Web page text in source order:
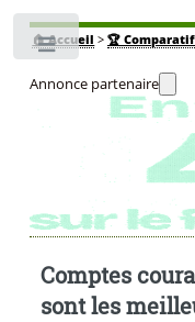
🏠Accueil > 🏆
Annonce partenaire
Comptes
sont les
Toggle